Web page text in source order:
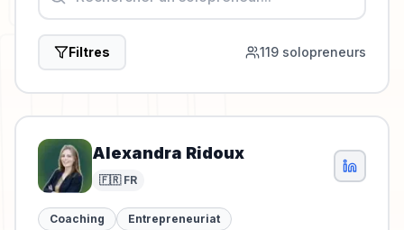
Filtres 119 solopreneurs
Alexandra Ridoux
🇫🇷 FR
Coaching
Entrepreneuriat